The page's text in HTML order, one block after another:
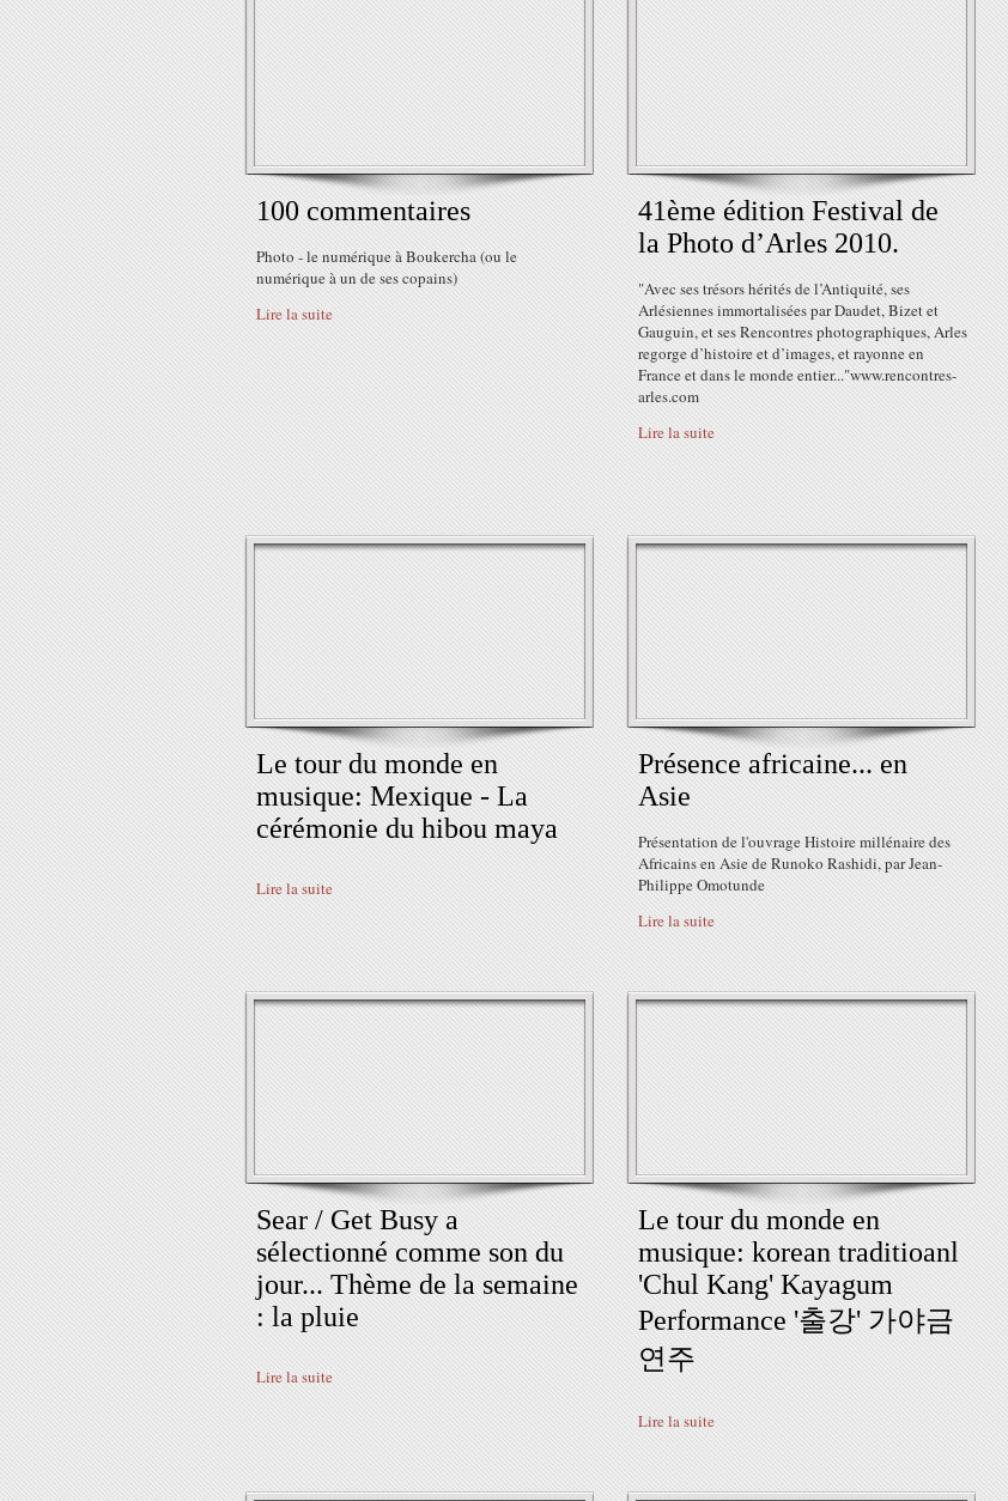
100 commentaires
Photo - le numérique à Boukercha (ou le
numérique à un de ses copains)
Lire la suite
41ème édition Festival de
la Photo d’Arles 2010.
"Avec ses trésors hérités de l’Antiquité, ses
Arlésiennes immortalisées par Daudet, Bizet et
Gauguin, et ses Rencontres photographiques, Arles
regorge d’histoire et d’images, et rayonne en
France et dans le monde entier..."www.rencontres-
arles.com
Lire la suite
Le tour du monde en
musique: Mexique - La
cérémonie du hibou maya
Lire la suite
Présence africaine... en
Asie
Présentation de l'ouvrage Histoire millénaire des
Africains en Asie de Runoko Rashidi, par Jean-
Philippe Omotunde
Lire la suite
Sear / Get Busy a
sélectionné comme son du
jour... Thème de la semaine
: la pluie
Lire la suite
Le tour du monde en
musique: korean traditioanl
'Chul Kang' Kayagum
Performance '출강' 가야금
연주
Lire la suite